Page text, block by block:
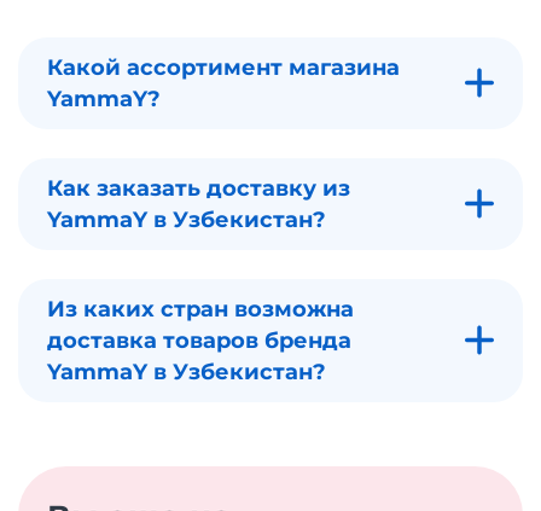
Какой ассортимент магазина
YammaY?
Как заказать доставку из
YammaY в Узбекистан?
Из каких стран возможна
доставка товаров бренда
YammaY в Узбекистан?